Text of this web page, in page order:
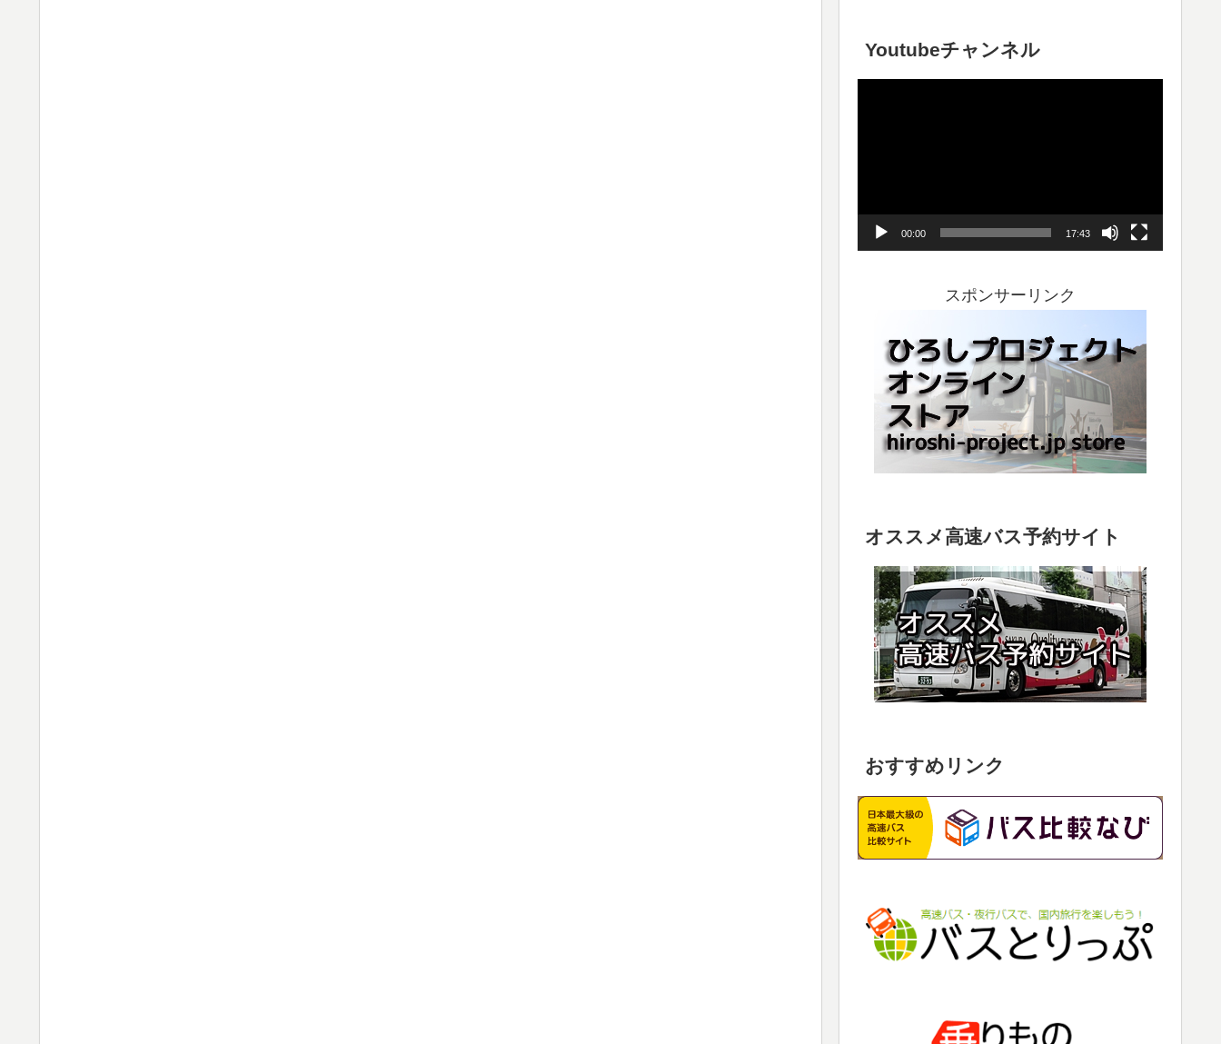
Youtubeチャンネル
00:00 17:43
スポンサーリンク
オススメ高速バス予約サイト
おすすめリンク